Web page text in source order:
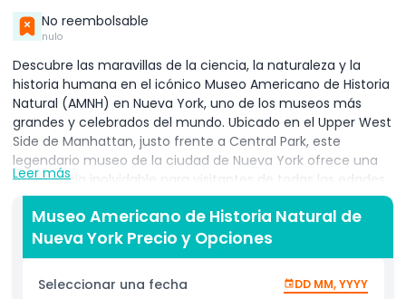
No reembolsable
nulo
Descubre las maravillas de la ciencia, la naturaleza y la
historia humana en el icónico Museo Americano de Historia
Natural (AMNH) en Nueva York, uno de los museos más
grandes y celebrados del mundo. Ubicado en el Upper West
Side de Manhattan, justo frente a Central Park, este
legendario museo de la ciudad de Nueva York ofrece una
experiencia inolvidable para visitantes de todas las edades.
Con más de 45 salas de exposiciones permanentes, el
museo exhibe desde imponentes esqueletos de
dinosaurios y fósiles antiguos hasta exhibiciones inmersivas
del espacio, dioramas de vida oceánica y artefactos
culturales globales. Destacan ejemplos imperdibles como
el enorme Titanosaurio, el impresionante modelo de la
Leer más
Museo Americano de Historia Natural de
Nueva York Precio y Opciones
Seleccionar una fecha DD MM, YYYY